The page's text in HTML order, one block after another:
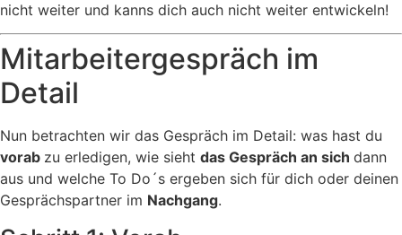
nicht weiter und kanns dich auch nicht weiter entwickeln!
Mitarbeitergespräch im
Detail
Nun betrachten wir das Gespräch im Detail: was hast du
vorab zu erledigen, wie sieht das Gespräch an sich dann
aus und welche To Do´s ergeben sich für dich oder deinen
Gesprächspartner im Nachgang.